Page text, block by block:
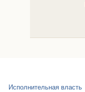
Исполнительная власть